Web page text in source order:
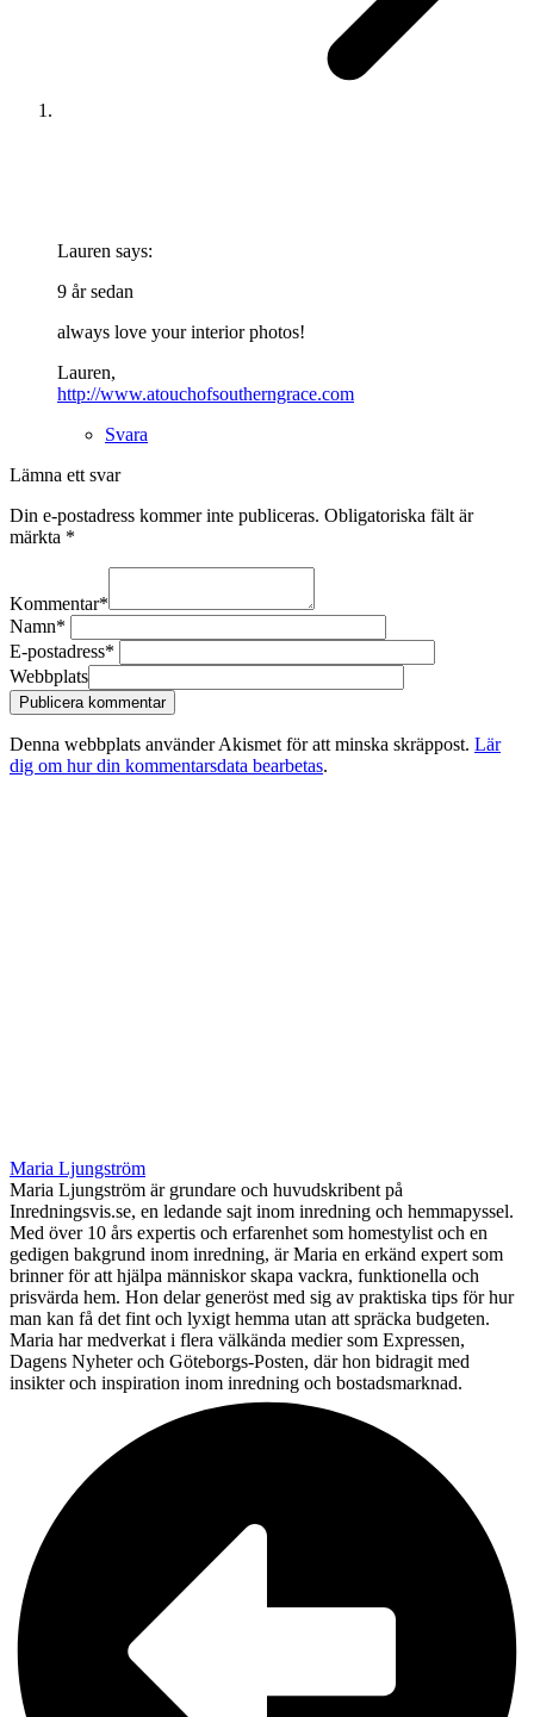
Lauren says:
9 år sedan
always love your interior photos!
Lauren,
http://www.atouchofsoutherngrace.com
Svara
Lämna ett svar
Din e-postadress kommer inte publiceras. Obligatoriska fält är
märkta *
Kommentar*
Namn*
E-postadress*
Webbplats
Denna webbplats använder Akismet för att minska skräppost. Lär
dig om hur din kommentarsdata bearbetas.
Maria Ljungström
Maria Ljungström är grundare och huvudskribent på
Inredningsvis.se, en ledande sajt inom inredning och hemmapyssel.
Med över 10 års expertis och erfarenhet som homestylist och en
gedigen bakgrund inom inredning, är Maria en erkänd expert som
brinner för att hjälpa människor skapa vackra, funktionella och
prisvärda hem. Hon delar generöst med sig av praktiska tips för hur
man kan få det fint och lyxigt hemma utan att spräcka budgeten.
Maria har medverkat i flera välkända medier som Expressen,
Dagens Nyheter och Göteborgs-Posten, där hon bidragit med
insikter och inspiration inom inredning och bostadsmarknad.